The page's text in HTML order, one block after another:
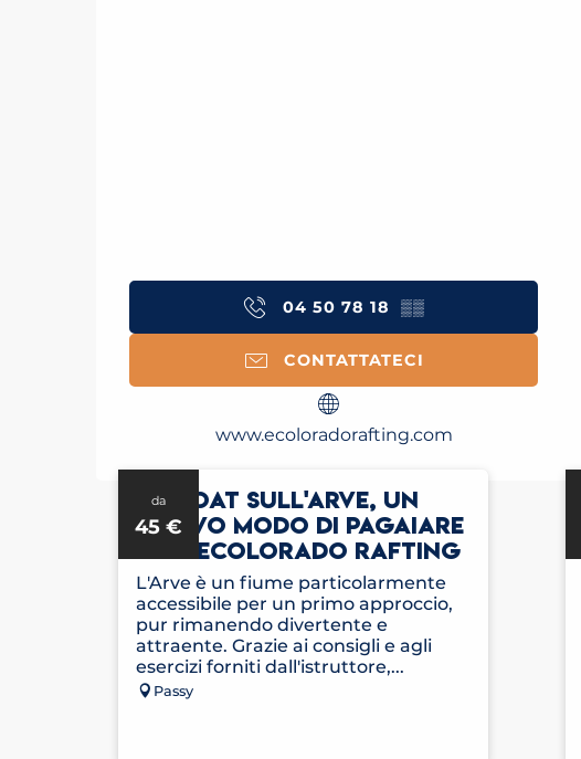
04 50 78 18 ▒▒
CONTATTATECI
www.ecoloradorafting.com
da
45 €
AIRBOAT SULL'ARVE, UN
NUOVO MODO DI PAGAIARE
CON ECOLORADO RAFTING
L'Arve è un fiume particolarmente
accessibile per un primo approccio,
pur rimanendo divertente e
attraente. Grazie ai consigli e agli
esercizi forniti dall'istruttore,...
Passy